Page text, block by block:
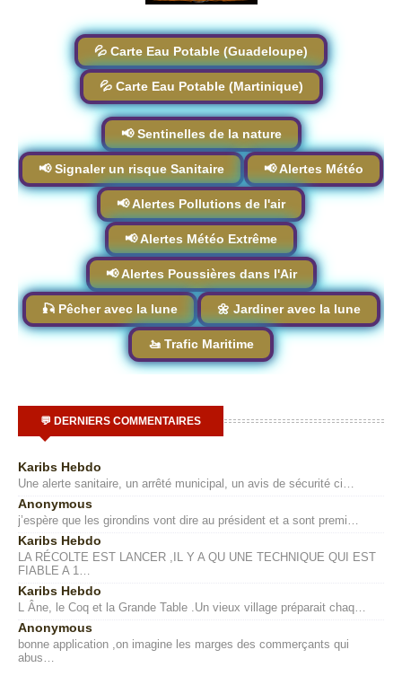
💦 Carte Eau Potable (Guadeloupe)
💦 Carte Eau Potable (Martinique)
📢 Sentinelles de la nature
📢 Signaler un risque Sanitaire 📢 Alertes Météo
📢 Alertes Pollutions de l'air
📢 Alertes Météo Extrême
📢 Alertes Poussières dans l'Air
🎣 Pêcher avec la lune 🌼 Jardiner avec la lune
🚤 Trafic Maritime
💬 DERNIERS COMMENTAIRES
Karibs Hebdo
Une alerte sanitaire, un arrêté municipal, un avis de sécurité ci…
Anonymous
j’espère que les girondins vont dire au président et a sont premi…
Karibs Hebdo
LA RÉCOLTE EST LANCER ,IL Y A QU UNE TECHNIQUE QUI EST
FIABLE A 1…
Karibs Hebdo
L Âne, le Coq et la Grande Table .Un vieux village préparait chaq…
Anonymous
bonne application ,on imagine les marges des commerçants qui
abus…